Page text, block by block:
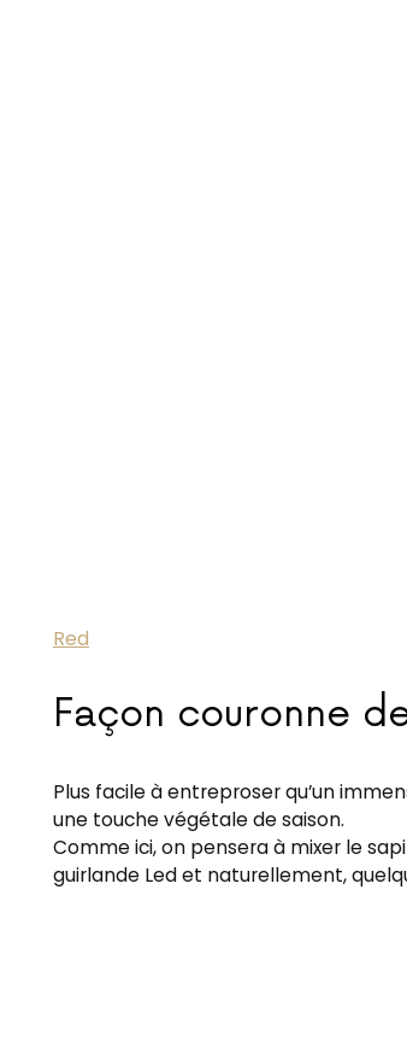
Red
Façon couronne
Plus facile à entreproser qu’un
une touche végétale de saison.
Comme ici, on pensera à mixer le
guirlande Led et naturellement,